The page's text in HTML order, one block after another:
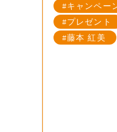
キャンペー
プレゼント
藤本 紅美